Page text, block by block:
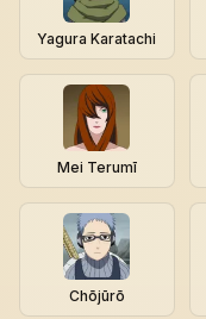
Yagura Karatachi
Mei Terumī
Chōjūrō